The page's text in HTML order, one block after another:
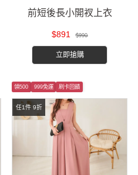
前短後長小開衩上衣
$891 $990
立即搶購
任1件 9折
領500 999免運 刷卡回饋